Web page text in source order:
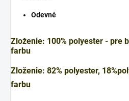
Odevné
Zloženie: 100% polyester - pre
farbu
Zloženie: 82% polyester,
farbu